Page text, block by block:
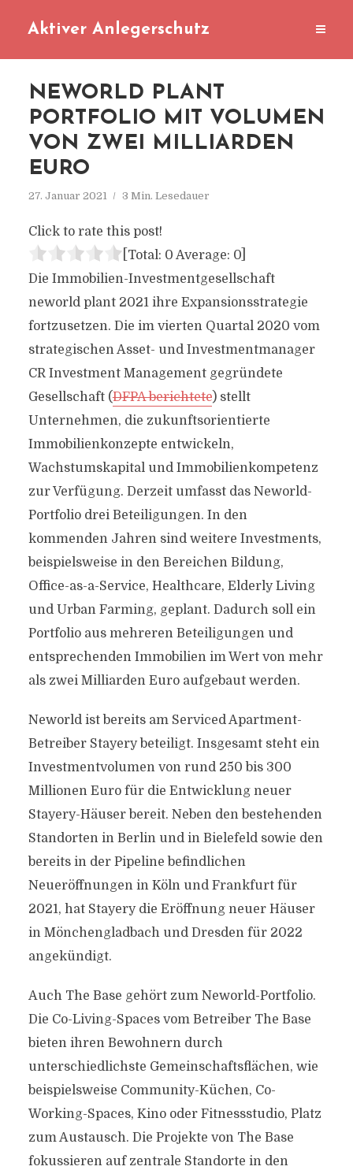
Aktiver Anlegerschutz
NEWORLD PLANT
PORTFOLIO MIT VOLUMEN
VON ZWEI MILLIARDEN
EURO
27. Januar 2021 3 Min. Lesedauer
Click to rate this post!
[Total: 0 Average: 0]
Die Immobilien-Investmentgesellschaft
neworld plant 2021 ihre Expansionsstrategie
fortzusetzen. Die im vierten Quartal 2020 vom
strategischen Asset- und Investmentmanager
CR Investment Management gegründete
Gesellschaft (DFPA berichtete) stellt
Unternehmen, die zukunftsorientierte
Immobilienkonzepte entwickeln,
Wachstumskapital und Immobilienkompetenz
zur Verfügung. Derzeit umfasst das Neworld-
Portfolio drei Beteiligungen. In den
kommenden Jahren sind weitere Investments,
beispielsweise in den Bereichen Bildung,
Office-as-a-Service, Healthcare, Elderly Living
und Urban Farming, geplant. Dadurch soll ein
Portfolio aus mehreren Beteiligungen und
entsprechenden Immobilien im Wert von mehr
als zwei Milliarden Euro aufgebaut werden.
Neworld ist bereits am Serviced Apartment-
Betreiber Stayery beteiligt. Insgesamt steht ein
Investmentvolumen von rund 250 bis 300
Millionen Euro für die Entwicklung neuer
Stayery-Häuser bereit. Neben den bestehenden
Standorten in Berlin und in Bielefeld sowie den
bereits in der Pipeline befindlichen
Neueröffnungen in Köln und Frankfurt für
2021, hat Stayery die Eröffnung neuer Häuser
in Mönchengladbach und Dresden für 2022
angekündigt.
Auch The Base gehört zum Neworld-Portfolio.
Die Co-Living-Spaces vom Betreiber The Base
bieten ihren Bewohnern durch
unterschiedlichste Gemeinschaftsflächen, wie
beispielsweise Community-Küchen, Co-
Working-Spaces, Kino oder Fitnessstudio, Platz
zum Austausch. Die Projekte von The Base
fokussieren auf zentrale Standorte in den